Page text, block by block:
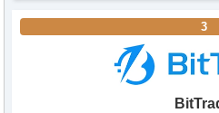
3